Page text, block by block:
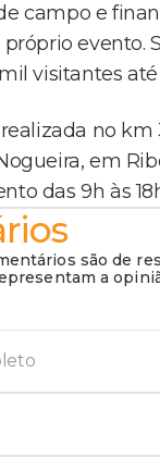
campo e
evento.
visitantes até
no km
em
das 9h às
são de
a